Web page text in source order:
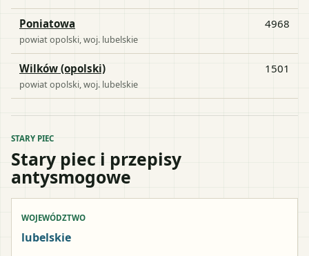
Poniatowa
powiatopolski , woj. lubelskie
4968
Wilków (opolski)
powiatopolski , woj. lubelskie
1501
STARY PIEC
Stary piec i przepisy
antysmogowe
WOJEWÓDZTWO
lubelskie